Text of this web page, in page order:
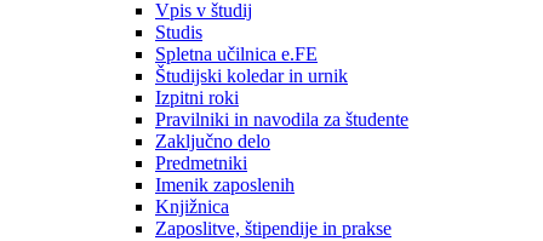
Vpis v študij
Studis
Spletna učilnica e.FE
Študijski koledar in urnik
Izpitni roki
Pravilniki in navodila za študente
Zaključno delo
Predmetniki
Imenik zaposlenih
Knjižnica
Zaposlitve, štipendije in prakse